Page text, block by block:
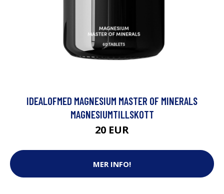
IDEALOFMED MAGNESIUM MASTER OF MINERALS
MAGNESIUMTILLSKOTT
20 EUR
MER INFO!